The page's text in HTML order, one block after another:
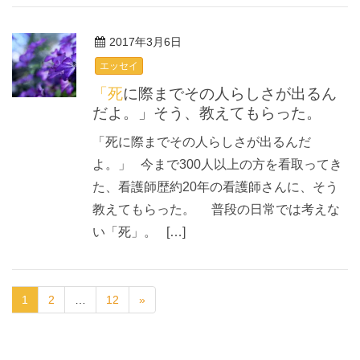
2017年3月6日
エッセイ
「死に際までその人らしさが出るん
だよ。」そう、教えてもらった。
「死に際までその人らしさが出るんだ
よ。」 今まで300人以上の方を看取ってき
た、看護師歴約20年の看護師さんに、そう
教えてもらった。 普段の日常では考えな
い「死」。 […]
1 2 … 12 »